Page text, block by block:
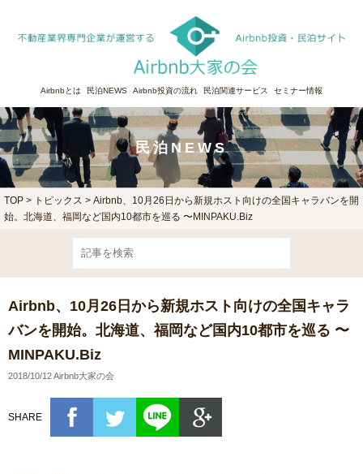
Airbnbとは 民泊NEWS Airbnb投資の流れ 民泊関連サービス セミナー情報
民泊NEWS
TOP > トピックス > Airbnb、10月26日から新規ホスト向けの全国キャラバンを開
始。北海道、福岡など国内10都市を巡る 〜MINPAKU.Biz
Airbnb、10月26日から新規ホスト向けの全国キャラ
バンを開始。北海道、福岡など国内10都市を巡る 〜
MINPAKU.Biz
2018/10/12 Airbnb大家の会
SHARE